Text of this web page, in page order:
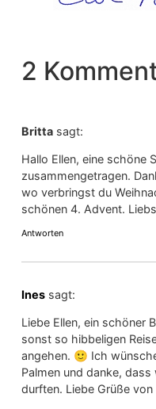
2
Britta sagt:
Hallo Ellen, eine schöne
zusammengetragen.
wo verbringst du
schönen 4. Advent.
Antworten
Ines sagt:
Liebe Ellen, ein schöner
sonst so hibbeligen
angehen. 🙂 Ich
Palmen und danke,
durften. Liebe Grüße von